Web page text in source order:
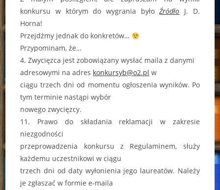
konkursu w którym do wygrania byłoŹródło J. D.
Horna!
Przejdźmy jednak do konkretów…
Przypominam, że…
4. Zwycięzca jest zobowiązany wysłać maila z danymi
adresowymi na adres konkursyb@o2.pl w
ciągu trzech dni od momentu ogłoszenia wyników. Po
tym terminie nastąpi wybór
nowego zwycięzcy.
11. Prawo do składania reklamacji w zakresie
niezgodności
przeprowadzenia konkursu z Regulaminem, służy
każdemu uczestnikowi w ciągu
trzech dni od daty wyłonienia jego laureatów. Należy
je zgłaszać w formie e-maila